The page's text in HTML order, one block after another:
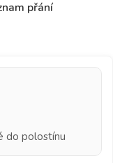
přání
do polostínu